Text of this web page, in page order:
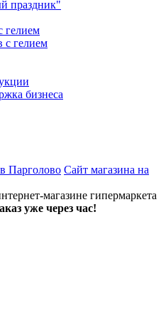
праздник"
гелием
с гелием
бизнеса
Парголово Сайт магазина на
магазине гипермаркета
уже через час!